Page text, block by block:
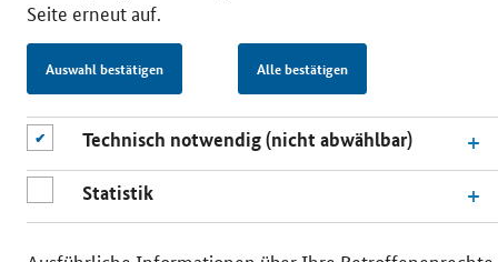
Seite erneut auf.
Auswahl bestätigen Alle bestätigen
Technisch notwendig (nicht abwählbar)
Statistik